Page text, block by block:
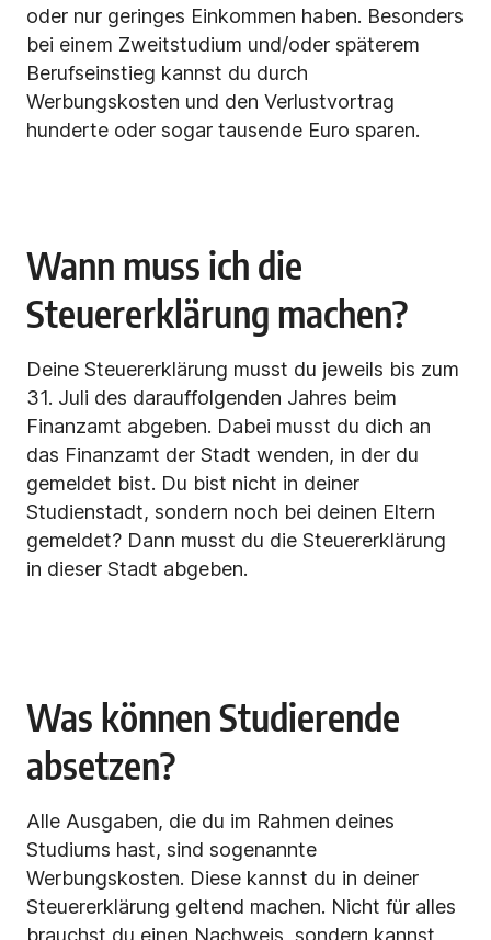
oder nur geringes Einkommen haben. Besonders
bei einem Zweitstudium und/oder späterem
Berufseinstieg kannst du durch
Werbungskosten und den Verlustvortrag
hunderte oder sogar tausende Euro sparen.
Wann muss ich die
Steuererklärung machen?
Deine Steuererklärung musst du jeweils bis zum
31. Juli des darauffolgenden Jahres beim
Finanzamt abgeben. Dabei musst du dich an
das Finanzamt der Stadt wenden, in der du
gemeldet bist. Du bist nicht in deiner
Studienstadt, sondern noch bei deinen Eltern
gemeldet? Dann musst du die Steuererklärung
in dieser Stadt abgeben.
Was können Studierende
absetzen?
Alle Ausgaben, die du im Rahmen deines
Studiums hast, sind sogenannte
Werbungskosten. Diese kannst du in deiner
Steuererklärung geltend machen. Nicht für alles
brauchst du einen Nachweis, sondern kannst